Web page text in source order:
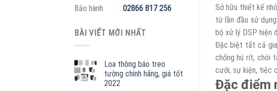
Bảo hành : 02866 817 256
BÀI VIẾT MỚI NHẤT
Loa thông báo treo
tường chính hãng, giá tốt
2022
Sở hữu thiết kế
từ lần đầu sử
bộ xử lý DSP hiện
Đặc biệt tất cả
chống hú rít, chói
cưới, sự kiện, tiệc
Đặc điểm